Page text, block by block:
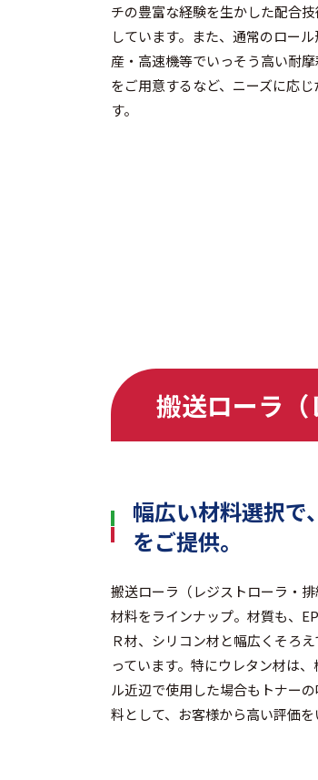
チの豊富な経験を生かした配合
しています。また、通常のロー
産・高速機等でいっそう高い耐
をご用意するなど、ニーズに応
す。
搬送ローラ
幅広い材料選択で
をご提供。
搬送ローラ（レジストローラ・
材料をラインナップ。材質も、
Ｒ材、シリコン材と幅広くそろ
っています。特にウレタン材は
ル近辺で使用した場合もトナー
料として、お客様から高い評価を